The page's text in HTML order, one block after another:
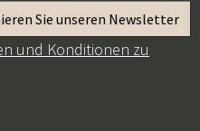
und Konditionen zu